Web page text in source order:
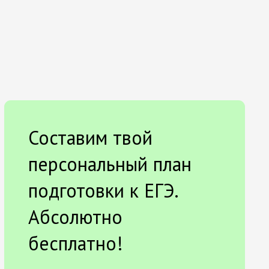
Составим твой
персональный план
подготовки к ЕГЭ.
Абсолютно
бесплатно!